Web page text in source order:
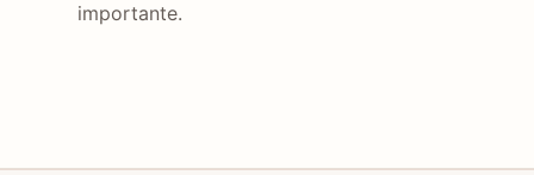
importante.